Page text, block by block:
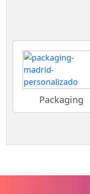
Packaging